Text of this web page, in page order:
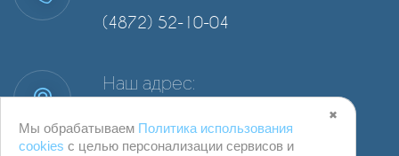
(4872) 52-10-04
Наш адрес:
✖
Мы обрабатываем Политика использования
cookies с целью персонализации сервисов и